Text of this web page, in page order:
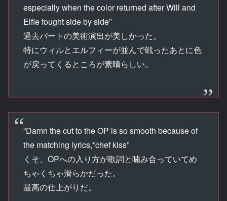
especially when the color returned after Will and
Elfie fought side by side”
過去パートの美術演出が美しかった。
特にウィルとエルフィーが並んで戦ったあとに色
が戻ってくるところが素晴らしい。
“Damn the cut to the OP is so smooth because of
the matching lyrics,*chef kiss”
くそ、OPへの入り方が歌詞と噛み合っていてめ
ちゃくちゃ滑らかだった。
最高の仕上がりだ。